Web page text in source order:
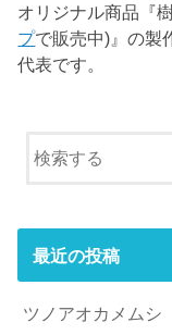
オリジナル商品『
プで販売中)』の製
代表です。
最近の投稿
ツノアオカメムシ